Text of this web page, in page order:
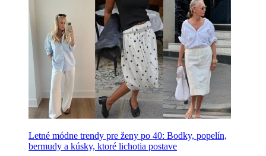
Letné módne trendy pre ženy po 40: Bodky, popelín,
bermudy a kúsky, ktoré lichotia postave